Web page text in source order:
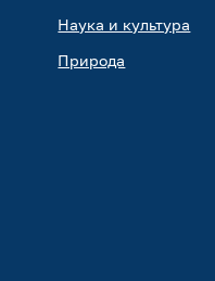
Наука и культура
Природа